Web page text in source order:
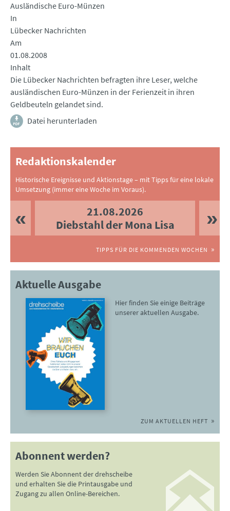
Ausländische Euro-Münzen
In
Lübecker Nachrichten
Am
01.08.2008
Inhalt
Die Lübecker Nachrichten befragten ihre Leser, welche
ausländischen Euro-Münzen in der Ferienzeit in ihren
Geldbeuteln gelandet sind.
Datei herunterladen
Redaktionskalender
Historische Ereignisse und Aktionstage – mit Tipps für eine lokale
Umsetzung (immer eine Woche im Voraus).
21.08.2026
Diebstahl der Mona Lisa
TIPPS FÜR DIE KOMMENDEN WOCHEN
Aktuelle Ausgabe
Hier finden Sie einige Beiträge
unserer aktuellen Ausgabe.
ZUM AKTUELLEN HEFT
Abonnent werden?
Werden Sie Abonnent der drehscheibe
und erhalten Sie die Printausgabe und
Zugang zu allen Online-Bereichen.